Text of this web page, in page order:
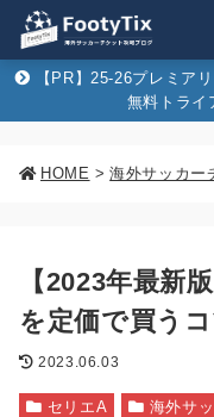
【PR】25-26プレミア
無料トラ
HOME > 海外サッカー
【2023年最新
を定価で買う
2023.06.03
セリエA 海外サ